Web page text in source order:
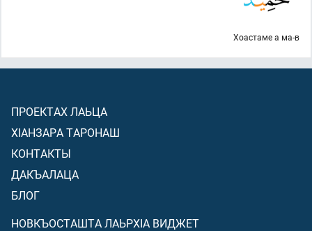
Хоастаме а ма-в
ПРОЕКТАХ ЛАЬЦА
ХIАНЗАРА ТАРОНАШ
КОНТАКТЫ
ДАКЪАЛАЦА
БЛОГ
НОВКЪОСТАШТА ЛАЬРХIА ВИДЖЕТ